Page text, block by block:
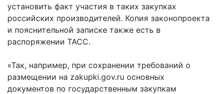
установить факт участия в таких закупках
российских производителей. Копия законопроекта
и пояснительной записке также есть в
распоряжении ТАСС.
«Так, например, при сохранении требований о
размещении на zakupki.gov.ru основных
документов по государственным закупкам